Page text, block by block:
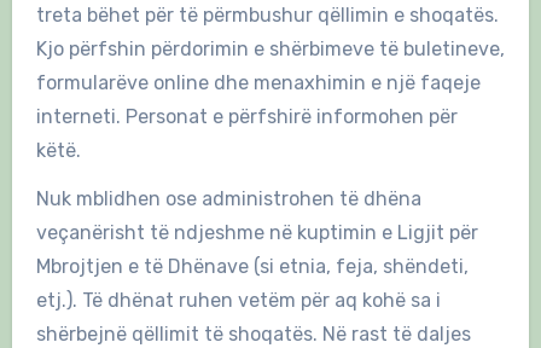
treta bëhet për të përmbushur qëllimin e shoqatës.
Kjo përfshin përdorimin e shërbimeve të buletineve,
formularëve online dhe menaxhimin e një faqeje
interneti. Personat e përfshirë informohen për
këtë.
Nuk mblidhen ose administrohen të dhëna
veçanërisht të ndjeshme në kuptimin e Ligjit për
Mbrojtjen e të Dhënave (si etnia, feja, shëndeti,
etj.). Të dhënat ruhen vetëm për aq kohë sa i
shërbejnë qëllimit të shoqatës. Në rast të daljes